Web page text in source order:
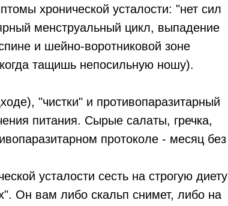
хронической усталости: "нет сил
менструальный цикл, выпадение
и шейно-воротниковой зоне
когда тащишь непосильную ношу).
"чистки" и противопаразитарный
питания. Сырые салаты, гречка,
протоколе - месяц без
усталости сесть на строгую диету
Он вам либо скальп снимет, либо на